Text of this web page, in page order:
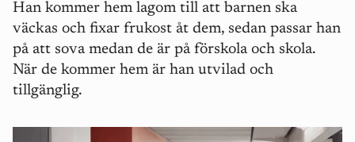
Han kommer hem lagom till att barnen ska
väckas och fixar frukost åt dem, sedan passar han
på att sova medan de är på förskola och skola.
När de kommer hem är han utvilad och
tillgänglig.